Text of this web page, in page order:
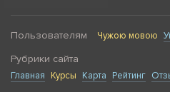
Пользователям Чужою мовою
Рубрики сайта
Главная Курсы Карта Рейтинг